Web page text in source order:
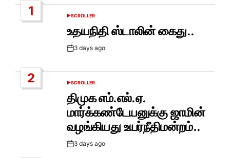
1
POSTED
SCROLLER
உதயநிதி ஸ்டாலின் கைது..
Post3 days ago
2
POSTED
SCROLLER
திமுக எம்.எல்.ஏ.
மார்க்கண்டேயனுக்கு ஜாமின்
வழங்கியது உயர்நீதிமன்றம்..
Post3 days ago